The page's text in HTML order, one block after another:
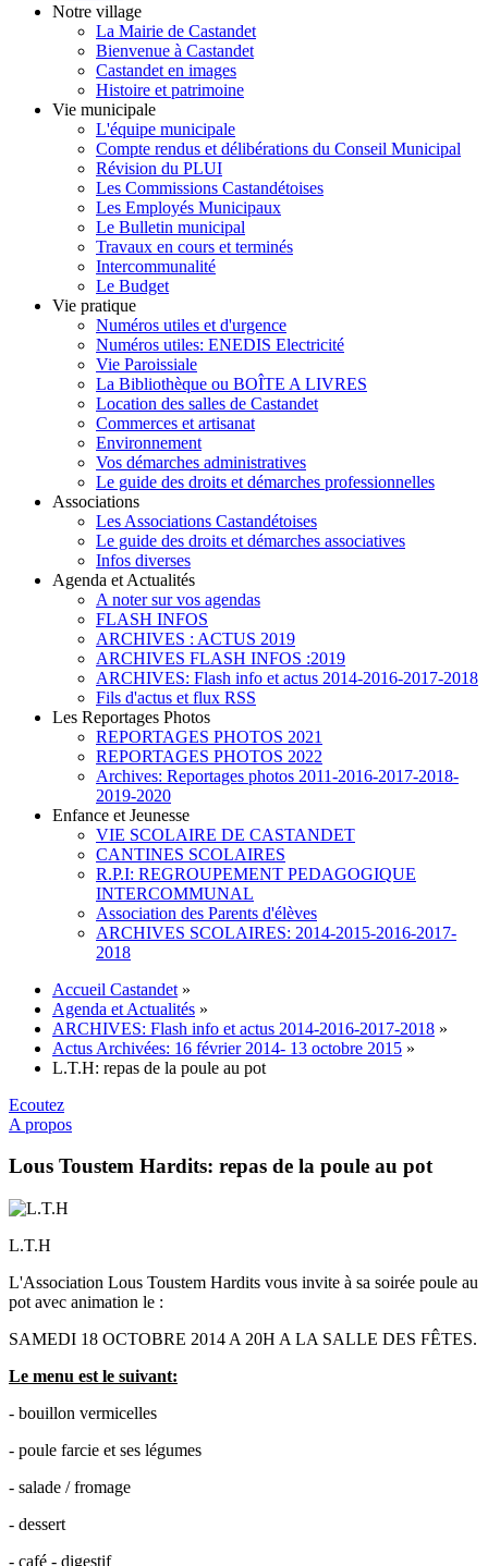
Notre village
La Mairie de Castandet
Bienvenue à Castandet
Castandet en images
Histoire et patrimoine
Vie municipale
L'équipe municipale
Compte rendus et délibérations du Conseil Municipal
Révision du PLUI
Les Commissions Castandétoises
Les Employés Municipaux
Le Bulletin municipal
Travaux en cours et terminés
Intercommunalité
Le Budget
Vie pratique
Numéros utiles et d'urgence
Numéros utiles: ENEDIS Electricité
Vie Paroissiale
La Bibliothèque ou BOÎTE A LIVRES
Location des salles de Castandet
Commerces et artisanat
Environnement
Vos démarches administratives
Le guide des droits et démarches professionnelles
Associations
Les Associations Castandétoises
Le guide des droits et démarches associatives
Infos diverses
Agenda et Actualités
A noter sur vos agendas
FLASH INFOS
ARCHIVES : ACTUS 2019
ARCHIVES FLASH INFOS :2019
ARCHIVES: Flash info et actus 2014-2016-2017-2018
Fils d'actus et flux RSS
Les Reportages Photos
REPORTAGES PHOTOS 2021
REPORTAGES PHOTOS 2022
Archives: Reportages photos 2011-2016-2017-2018-
2019-2020
Enfance et Jeunesse
VIE SCOLAIRE DE CASTANDET
CANTINES SCOLAIRES
R.P.I: REGROUPEMENT PEDAGOGIQUE
INTERCOMMUNAL
Association des Parents d'élèves
ARCHIVES SCOLAIRES: 2014-2015-2016-2017-
2018
Accueil Castandet »
Agenda et Actualités »
ARCHIVES: Flash info et actus 2014-2016-2017-2018 »
Actus Archivées: 16 février 2014- 13 octobre 2015 »
L.T.H: repas de la poule au pot
Ecoutez
A propos
Lous Toustem Hardits: repas de la poule au pot
L.T.H
L'Association Lous Toustem Hardits vous invite à sa soirée poule au
pot avec animation le :
SAMEDI 18 OCTOBRE 2014 A 20H A LA SALLE DES FÊTES.
Le menu est le suivant:
- bouillon vermicelles
- poule farcie et ses légumes
- salade / fromage
- dessert
- café - digestif